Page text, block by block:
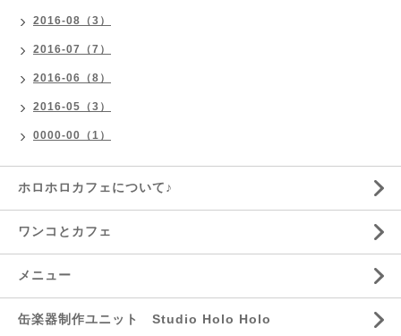
2016-08（3）
2016-07（7）
2016-06（8）
2016-05（3）
0000-00（1）
ホロホロカフェについて♪
ワンコとカフェ
メニュー
缶楽器制作ユニット Studio Holo Holo